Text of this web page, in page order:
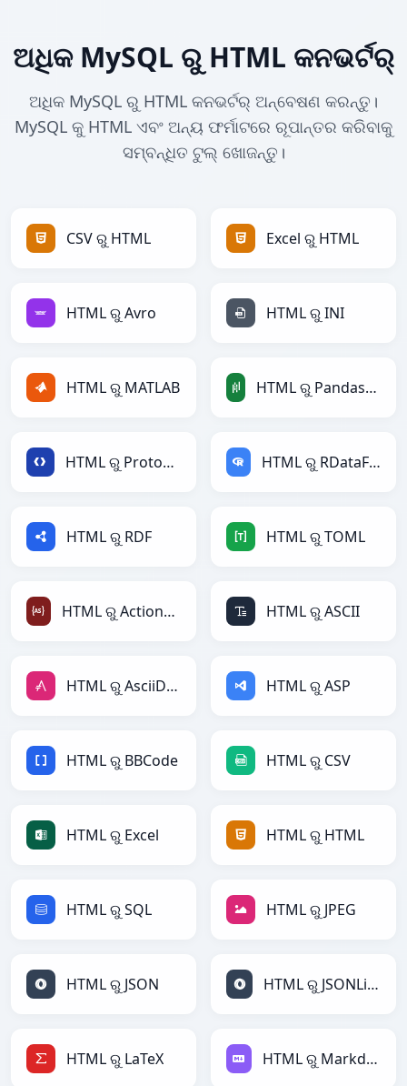
ଅଧିକ MySQL ରୁ HTML କନଭର୍ଟର୍
ଅଧିକ MySQL ରୁ HTML କନଭର୍ଟର୍ ଅନ୍ବେଷଣ କରନ୍ତୁ।
MySQL କୁ HTML ଏବଂ ଅନ୍ୟ ଫର୍ମାଟରେ ରୂପାନ୍ତର କରିବାକୁ
ସମ୍ବନ୍ଧିତ ଟୁଲ୍ ଖୋଜନ୍ତୁ।
CSV ରୁ HTML Excel ରୁ HTML
HTML ରୁ Avro HTML ରୁ INI
HTML ରୁ MATLAB HTML ରୁ PandasDataFrame
HTML ରୁ Protobuf HTML ରୁ RDataFrame
HTML ରୁ RDF HTML ରୁ TOML
HTML ରୁ ActionScript HTML ରୁ ASCII
HTML ରୁ AsciiDoc HTML ରୁ ASP
HTML ରୁ BBCode HTML ରୁ CSV
HTML ରୁ Excel HTML ରୁ HTML
HTML ରୁ SQL HTML ରୁ JPEG
HTML ରୁ JSON HTML ରୁ JSONLines
HTML ରୁ LaTeX HTML ରୁ Markdown